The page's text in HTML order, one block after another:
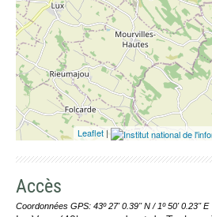
Leaflet |
Accès
Coordonnées GPS: 43º 27' 0.39'' N / 1º 50' 0.23'' E